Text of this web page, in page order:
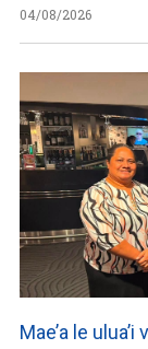
04/08/2026
Mae’a le